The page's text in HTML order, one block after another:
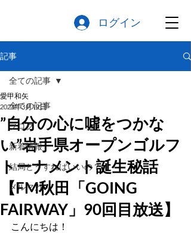
ログイン
記事
全ての記事
ブログ
新着情報
結局どうすればいいの？
メルマガ
全ての記事
”自分の心に噓をつかな
い”岩手県オープンゴルフ
トーナメント誕生秘話
【FM秋田「GOING
FAIRWAY」90回目放送】
愛甲和矢
2023年3月19日
こんにちは！